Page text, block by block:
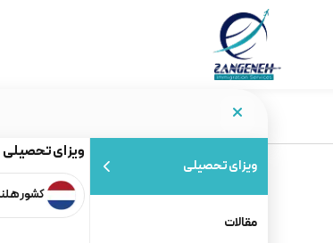
ویزای تحصیلی
مقالات
ویزای تحصیلی
کشور